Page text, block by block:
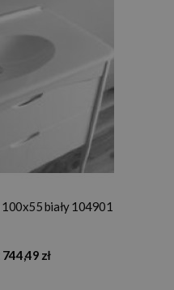
biały 104901
744,49 zł